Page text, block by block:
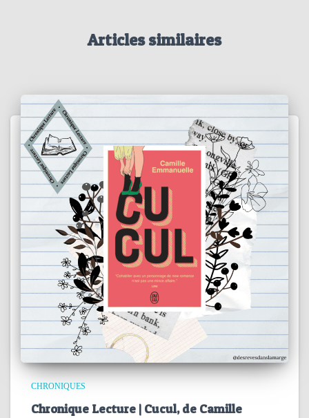
Articles similaires
CHRONIQUES
Chronique Lecture | Cucul, de Camille